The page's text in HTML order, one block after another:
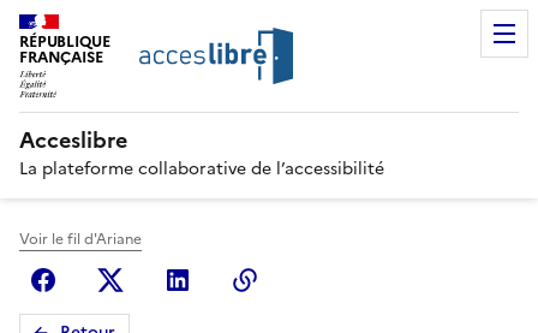
RÉPUBLIQUE
FRANÇAISE
Acceslibre
La plateforme collaborative de l’accessibilité
Voir le fil d'Ariane
FacebookX (anciennement Twitter)
Linkedin